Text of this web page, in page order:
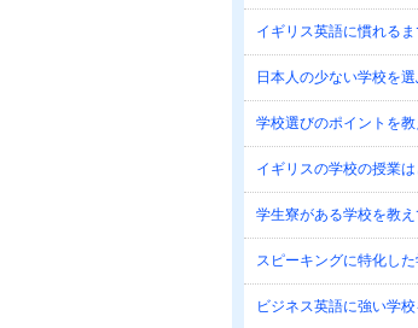
学校選びのポイントを教
学生寮がある学校を教え